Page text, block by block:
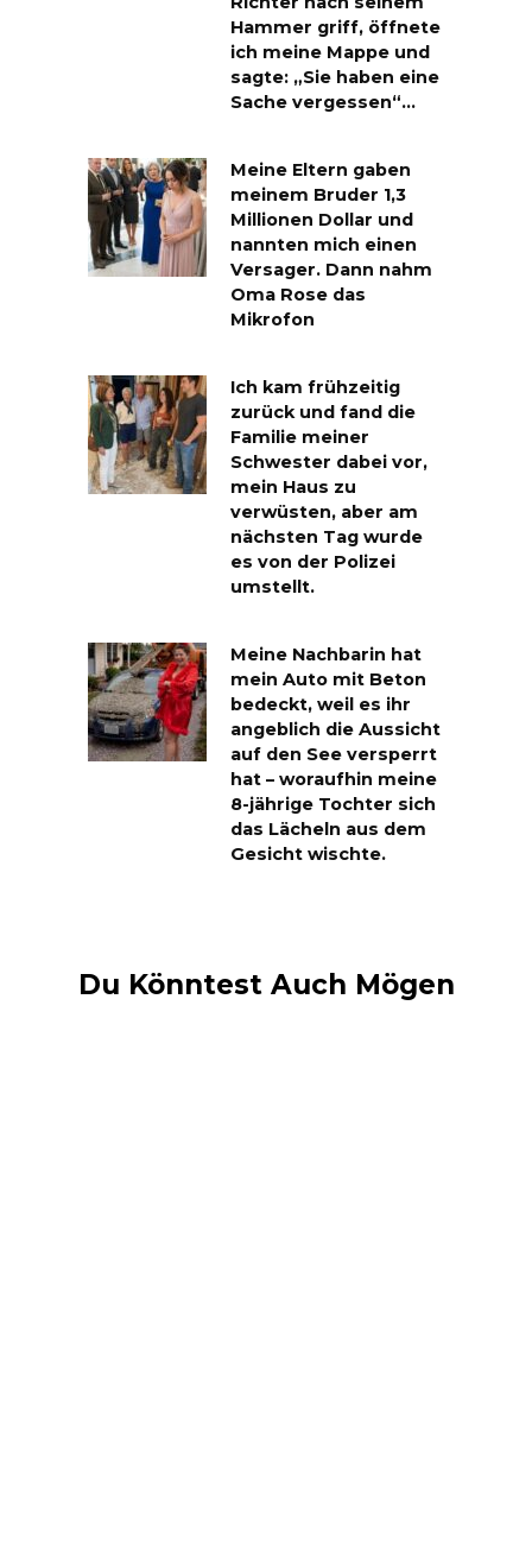
Hammer griff, öffnete
ich meine Mappe und
sagte: „Sie haben eine
Sache vergessen“…
Meine Eltern gaben
meinem Bruder 1,3
Millionen Dollar und
nannten mich einen
Versager. Dann nahm
Oma Rose das
Mikrofon
Ich kam frühzeitig
zurück und fand die
Familie meiner
Schwester dabei vor,
mein Haus zu
verwüsten, aber am
nächsten Tag wurde
es von der Polizei
umstellt.
Meine Nachbarin hat
mein Auto mit Beton
bedeckt, weil es ihr
angeblich die Aussicht
auf den See versperrt
hat – woraufhin meine
8-jährige Tochter sich
das Lächeln aus dem
Gesicht wischte.
Du Könntest Auch Mögen